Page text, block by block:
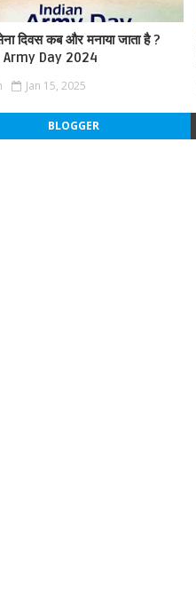
दिवस कब और मनाया जाता है ?
Day 2024
Jan 15, 2025
BLOGGER